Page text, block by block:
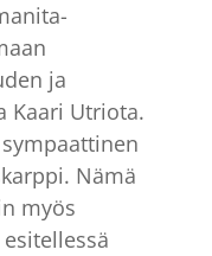
ja
Kaari Utriota.
Nämä
myös